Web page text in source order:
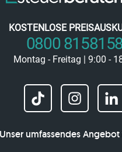
KOSTENLOSE
0800 8158158
Montag - Freitag | 9:00 -
Unser umfassendes Angebot